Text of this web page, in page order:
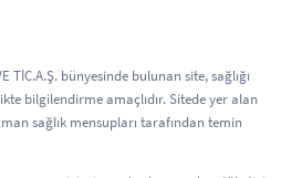
TİC.A.Ş. bünyesinde bulunan site, sağlığı
bilgilendirme amaçlıdır. Sitede yer alan
sağlık mensupları tarafından temin